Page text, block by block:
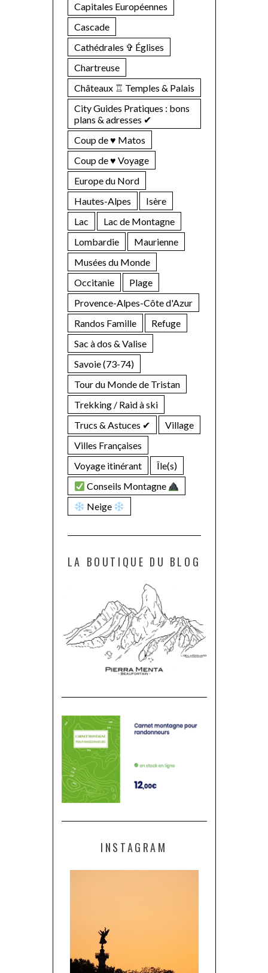
Capitales Européennes
Cascade
Cathédrales ✞ Églises
Chartreuse
Châteaux ♖ Temples & Palais
City Guides Pratiques : bons
plans & adresses ✔︎
Coup de ♥ Matos
Coup de ♥ Voyage
Europe du Nord
Hautes-Alpes
Isère
Lac
Lac de Montagne
Lombardie
Maurienne
Musées du Monde
Occitanie
Plage
Provence-Alpes-Côte d'Azur
Randos Famille
Refuge
Sac à dos & Valise
Savoie (73-74)
Tour du Monde de Tristan
Trekking / Raid à ski
Trucs & Astuces ✔︎
Village
Villes Françaises
Voyage itinérant
Île(s)
Conseils Montagne
Neige
LA BOUTIQUE DU BLOG
INSTAGRAM